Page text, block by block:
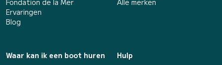
Ervaringen
Blog
Waar kan ik een boot huren
Hulp